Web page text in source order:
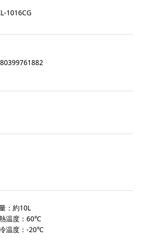
1016CG
：約10L
温度：60℃
温度：-20℃